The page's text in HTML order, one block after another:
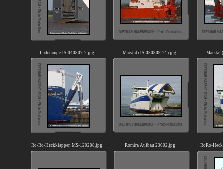
Laderampe JS-040807-2.jpg Marstal (JS-030809-21).jpg Marstal
Ro-Ro-Heckklappen MS-120208.jpg Romira Aufbau 23602.jpg RoRo-